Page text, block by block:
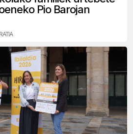
Pio Barojan